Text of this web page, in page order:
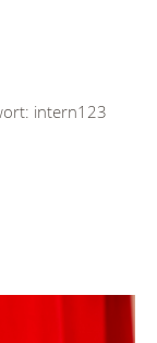
intern123